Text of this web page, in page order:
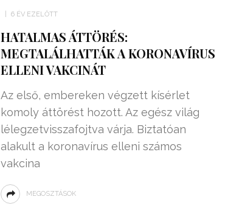
6 ÉV EZELŐTT
HATALMAS ÁTTÖRÉS:
MEGTALÁLHATTÁK A KORONAVÍRUS
ELLENI VAKCINÁT
Az első, embereken végzett kísérlet
komoly áttörést hozott. Az egész világ
lélegzetvisszafojtva várja. Biztatóan
alakult a koronavírus elleni számos
vakcina
MEGOSZTÁSOK